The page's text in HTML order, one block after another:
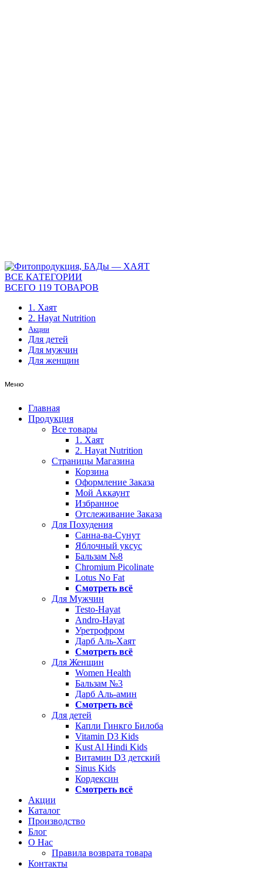
ВСЕ КАТЕГОРИИ
ВСЕГО 119 ТОВАРОВ
1. Хаят
2. Hayat Nutrition
Акции
Для детей
Для мужчин
Для женщин
Меню
Главная
Продукция
Все товары
1. Хаят
2. Hayat Nutrition
Страницы Магазина
Корзина
Оформление Заказа
Мой Аккаунт
Избранное
Отслеживание Заказа
Для Похудения
Санна-ва-Сунут
Яблочный уксус
Бальзам №8
Chromium Picolinate
Lotus No Fat
Смотреть всё
Для Мужчин
Testo-Hayat
Andro-Hayat
Уретрофром
Дарб Аль-Хаят
Смотреть всё
Для Женщин
Women Health
Бальзам №3
Дарб Аль-амин
Смотреть всё
Для детей
Капли Гинкго Билоба
Vitamin D3 Kids
Kust Al Hindi Kids
Витамин D3 детский
Sinus Kids
Кордексин
Смотреть всё
Акции
Каталог
Производство
Блог
О Нас
Правила возврата товара
Контакты